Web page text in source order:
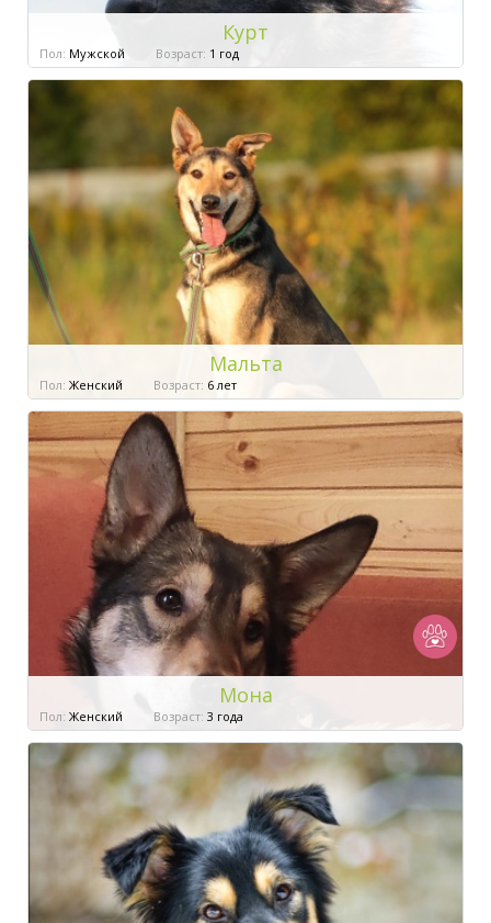
Курт
Пол: Мужской Возраст: 1 год
Мальта
Пол: Женский Возраст: 6 лет
Мона
Пол: Женский Возраст: 3 года